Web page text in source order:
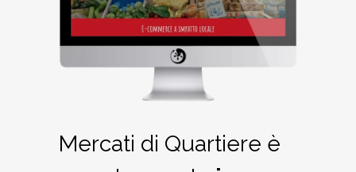
Mercati di Quartiere è